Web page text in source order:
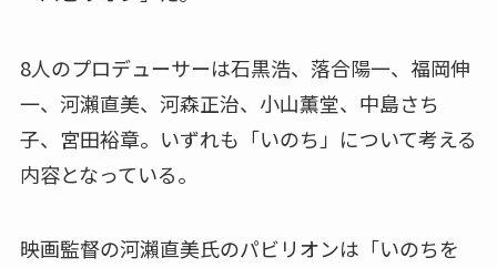
8人のプロデューサーは石黒浩、落合陽一、福岡伸
一、河瀨直美、河森正治、小山薫堂、中島さち
子、宮田裕章。いずれも「いのち」について考える
内容となっている。
映画監督の河瀨直美氏のパビリオンは「いのちを